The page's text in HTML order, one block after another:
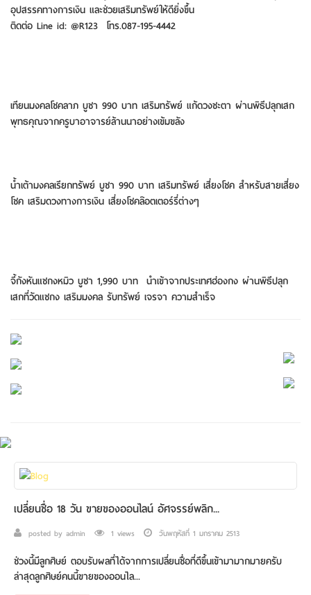
อุปสรรคทางการเงิน และช่วยเสริมทรัพย์ให้ดียิ่งขึ้น
ติดต่อ Line id: @R123 โทร.087-195-4442
เทียนมงคลโชคลาภ บูชา 990 บาท เสริมทรัพย์ แก้ดวงชะตา ผ่านพิธีปลุกเสก
พุทธคุณจากครูบาอาจารย์ล้านนาอย่างเข้มขลัง
น้ำเต้ามงคลเรียกทรัพย์ บูชา 990 บาท เสริมทรัพย์ เสี่ยงโชค สำหรับสายเสี่ยง
โชค เสริมดวงทางการเงิน เสี่ยงโชคล๊อตเตอร์รี่ต่างๆ
จี้กังหันแชกงหมิว บูชา 1,990 บาท นำเข้าจากประเทศฮ่องกง ผ่านพิธีปลุก
เสกที่วัดแชกง เสริมมงคล รับทรัพย์ เจรจา ความสำเร็จ
เปลี่ยนชื่อ 18 วัน ขายของออนไลน์ อัศจรรย์พลิก...
posted by admin 1 views วันพฤหัสที่ 1 มกราคม 2513
ช่วงนี้มีลูกศิษย์ ตอบรับผลที่ได้จากการเปลี่ยนชื่อที่ดีขึ้นเข้ามามากมายครับ
ล่าสุดลูกศิษย์คนนี้ขายของออนไล...